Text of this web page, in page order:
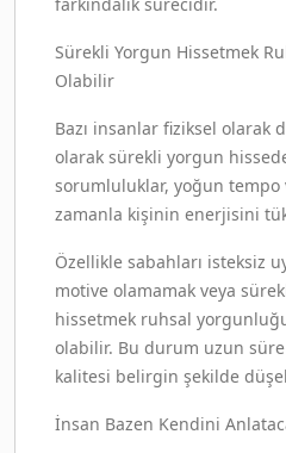
Sürekli Yorgun Hissetmek
Olabilir
Bazı insanlar fiziksel olarak
olarak sürekli yorgun
sorumluluklar, yoğun
zamanla kişinin enerjisini
Özellikle sabahları isteksiz
motive olamamak veya
hissetmek ruhsal
olabilir. Bu durum uzun
kalitesi belirgin şekilde
İnsan Bazen Kendini